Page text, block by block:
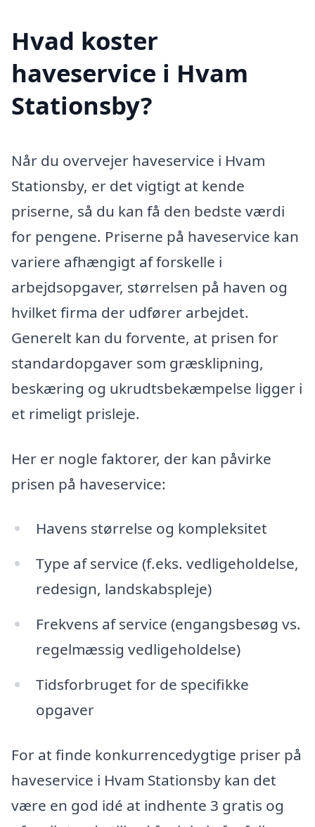
Hvad koster
haveservice i Hvam
Stationsby?
Når du overvejer haveservice i Hvam
Stationsby, er det vigtigt at kende
priserne, så du kan få den bedste værdi
for pengene. Priserne på haveservice kan
variere afhængigt af forskelle i
arbejdsopgaver, størrelsen på haven og
hvilket firma der udfører arbejdet.
Generelt kan du forvente, at prisen for
standardopgaver som græsklipning,
beskæring og ukrudtsbekæmpelse ligger i
et rimeligt prisleje.
Her er nogle faktorer, der kan påvirke
prisen på haveservice:
Havens størrelse og kompleksitet
Type af service (f.eks. vedligeholdelse,
redesign, landskabspleje)
Frekvens af service (engangsbesøg vs.
regelmæssig vedligeholdelse)
Tidsforbruget for de specifikke
opgaver
For at finde konkurrencedygtige priser på
haveservice i Hvam Stationsby kan det
være en god idé at indhente 3 gratis og